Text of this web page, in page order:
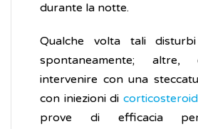
durante la notte.
Qualche volta tali
spontaneamente; altre,
intervenire con una
con iniezioni di
prove di efficacia